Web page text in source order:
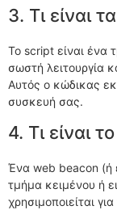
3. Τι είναι
Το script είναι ένα
σωστή λειτουργία
Αυτός ο κώδικας
συσκευή σας.
4. Τι είναι
Ένα web beacon (ή
τμήμα κειμένου ή
χρησιμοποιείται